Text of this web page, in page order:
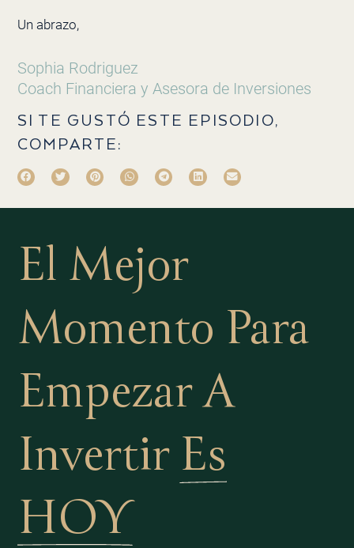
Un abrazo,
Sophia Rodriguez
Coach Financiera y Asesora de Inversiones
SI TE GUSTÓ ESTE EPISODIO,
COMPARTE:
El Mejor
Momento Para
Empezar A
Invertir Es
HOY